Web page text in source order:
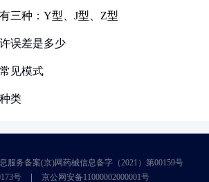
三种：Y型、J型、Z型
误差是多少
见模式
类
服务备案(京)网药械信息备字（2021）第00159号
号
京公网安备11000002000001号